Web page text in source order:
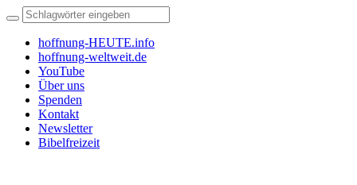
hoffnung-HEUTE.info
hoffnung-weltweit.de
YouTube
Über uns
Spenden
Kontakt
Newsletter
Bibelfreizeit